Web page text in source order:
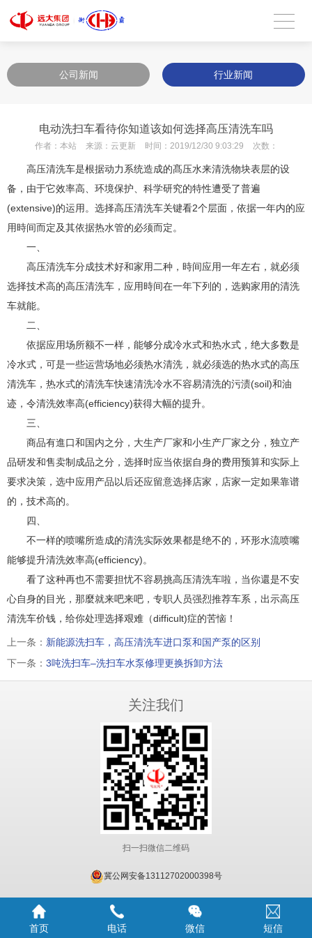
公司新闻 行业新闻
电动洗扫车看待你知道该如何选择高压清洗车吗
作者： 本站 来源： 云更新 时间： 2019/12/30 9:03:29 次数：
高压清洗车是根据动力系统造成的髙压水来清洗物块表层的设
备，由于它效率高 、环境保护、科学研究的特性遭受了普遍
(extensive)的运用。选择高压清洗车关键看2个层面，依据一年内的应
用時间而定及其依据热水管的必须而定。
一、
高压清洗车分成技术好和家用二种，時间应用一年左右，就必须
选择技术高的高压清洗车，应用時间在一年下列的，选购家用的清洗
车就能。
二、
依据应用场所额不一样，能够分成冷水式和热水式，绝大多数是
冷水式，可是一些运营场地必须热水清洗，就必须选的热水式的高压
清洗车，热水式的清洗车快速清洗冷水不容易清洗的污渍(soil)和油
迹，令清洗效率高(efficiency)获得大幅的提升。
三、
商品有進口和国内之分，大生产厂家和小生产厂家之分，独立产
品研发和售卖制成品之分，选择时应当依据自身的费用预算和实际上
要求决策，选中应用产品以后还应留意选择店家，店家一定如果靠谱
的，技术高的。
四、
不一样的喷嘴所造成的清洗实际效果都是绝不的，环形水流喷嘴
能够提升清洗效率高(efficiency)。
看了这种再也不需要担忧不容易挑高压清洗车啦，当你還是不安
心自身的目光，那麼就来吧来吧，专职人员强烈推荐车系，出示高压
清洗车价钱，给你处理选择艰难（difficult)症的苦恼！
上一条： 新能源洗扫车，高压清洗车进口泵和国产泵的区别
下一条： 3吨洗扫车–洗扫车水泵修理更换拆卸方法
关注我们
扫一扫微信二维码
冀公网安备13112702000398号
首页 电话 微信 短信